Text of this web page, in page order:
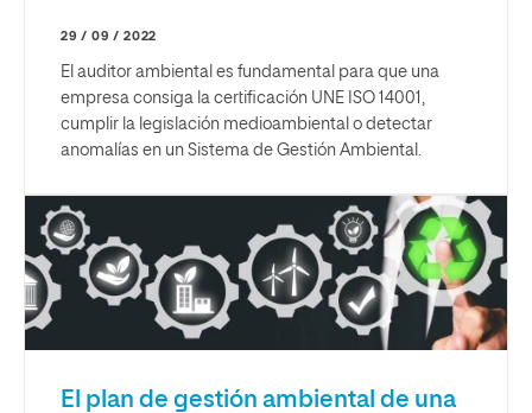
29 / 09 / 2022
El auditor ambiental es fundamental para que una
empresa consiga la certificación UNE ISO 14001,
cumplir la legislación medioambiental o detectar
anomalías en un Sistema de Gestión Ambiental.
El plan de gestión ambiental de una